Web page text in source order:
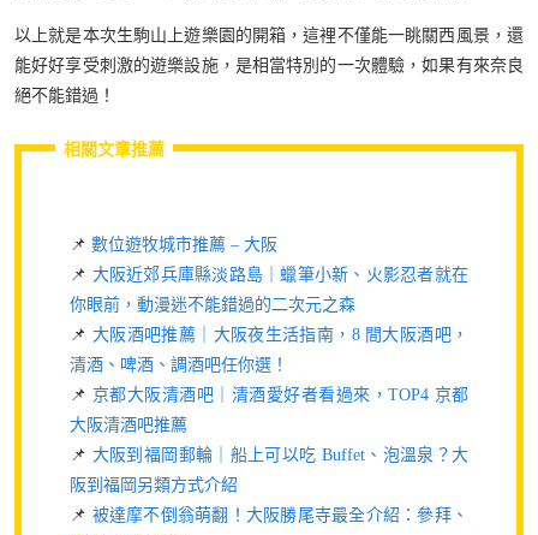
以上就是本次生駒山上遊樂園的開箱，這裡不僅能一眺關西風景，還
能好好享受刺激的遊樂設施，是相當特別的一次體驗，如果有來奈良
絕不能錯過！
相關文章推薦
📌 數位遊牧城市推薦 – 大阪
📌 大阪近郊兵庫縣淡路島｜蠟筆小新、火影忍者就在
你眼前，動漫迷不能錯過的二次元之森
📌 大阪酒吧推薦｜大阪夜生活指南，8 間大阪酒吧，
清酒、啤酒、調酒吧任你選！
📌 京都大阪清酒吧｜清酒愛好者看過來，TOP4 京都
大阪清酒吧推薦
📌 大阪到福岡郵輪｜船上可以吃 Buffet、泡溫泉？大
阪到福岡另類方式介紹
📌 被達摩不倒翁萌翻！大阪勝尾寺最全介紹：參拜、